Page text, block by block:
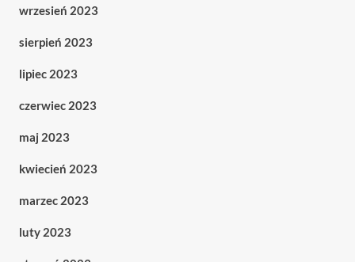
wrzesień 2023
sierpień 2023
lipiec 2023
czerwiec 2023
maj 2023
kwiecień 2023
marzec 2023
luty 2023